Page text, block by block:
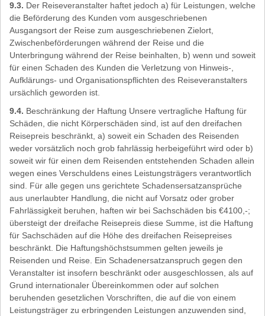
9.3. Der Reiseveranstalter haftet jedoch a) für Leistungen, welche
die Beförderung des Kunden vom ausgeschriebenen
Ausgangsort der Reise zum ausgeschriebenen Zielort,
Zwischenbeförderungen während der Reise und die
Unterbringung während der Reise beinhalten, b) wenn und soweit
für einen Schaden des Kunden die Verletzung von Hinweis-,
Aufklärungs- und Organisationspflichten des Reiseveranstalters
ursächlich geworden ist.
9.4. Beschränkung der Haftung Unsere vertragliche Haftung für
Schäden, die nicht Körperschäden sind, ist auf den dreifachen
Reisepreis beschränkt, a) soweit ein Schaden des Reisenden
weder vorsätzlich noch grob fahrlässig herbeigeführt wird oder b)
soweit wir für einen dem Reisenden entstehenden Schaden allein
wegen eines Verschuldens eines Leistungsträgers verantwortlich
sind. Für alle gegen uns gerichtete Schadensersatzansprüche
aus unerlaubter Handlung, die nicht auf Vorsatz oder grober
Fahrlässigkeit beruhen, haften wir bei Sachschäden bis €4100,-;
übersteigt der dreifache Reisepreis diese Summe, ist die Haftung
für Sachschäden auf die Höhe des dreifachen Reisepreises
beschränkt. Die Haftungshöchstsummen gelten jeweils je
Reisenden und Reise. Ein Schadenersatzanspruch gegen den
Veranstalter ist insofern beschränkt oder ausgeschlossen, als auf
Grund internationaler Übereinkommen oder auf solchen
beruhenden gesetzlichen Vorschriften, die auf die von einem
Leistungsträger zu erbringenden Leistungen anzuwenden sind,